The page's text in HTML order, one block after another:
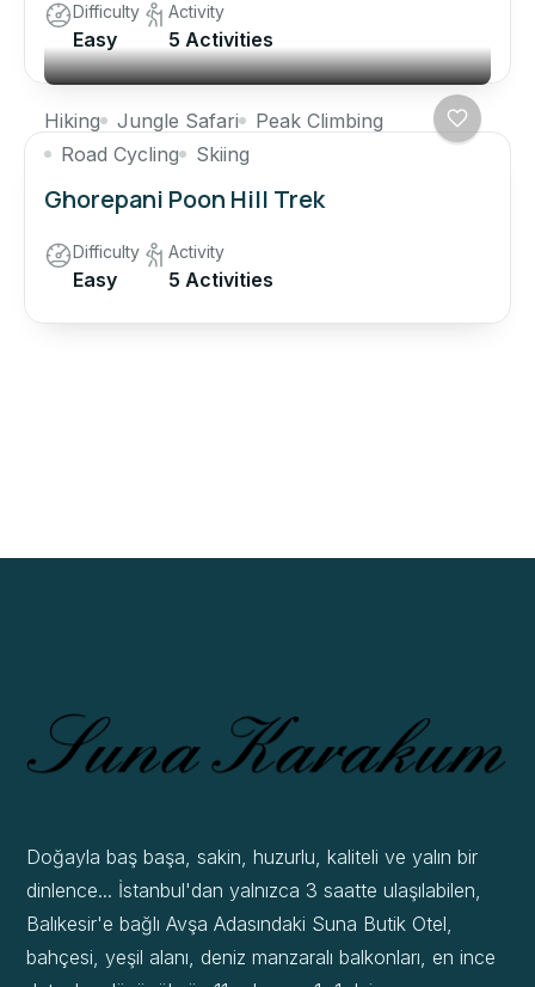
Difficulty
Easy
Activity
5 Activities
Hiking Jungle Safari
Peak Climbing
Road Cycling
Skiing
Ghorepani Poon Hill Trek
Difficulty
Easy
Activity
5 Activities
Doğayla baş başa, sakin, huzurlu, kaliteli ve yalın bir
dinlence... İstanbul'dan yalnızca 3 saatte ulaşılabilen,
Balıkesir'e bağlı Avşa Adasındaki Suna Butik Otel,
bahçesi, yeşil alanı, deniz manzaralı balkonları, en ince